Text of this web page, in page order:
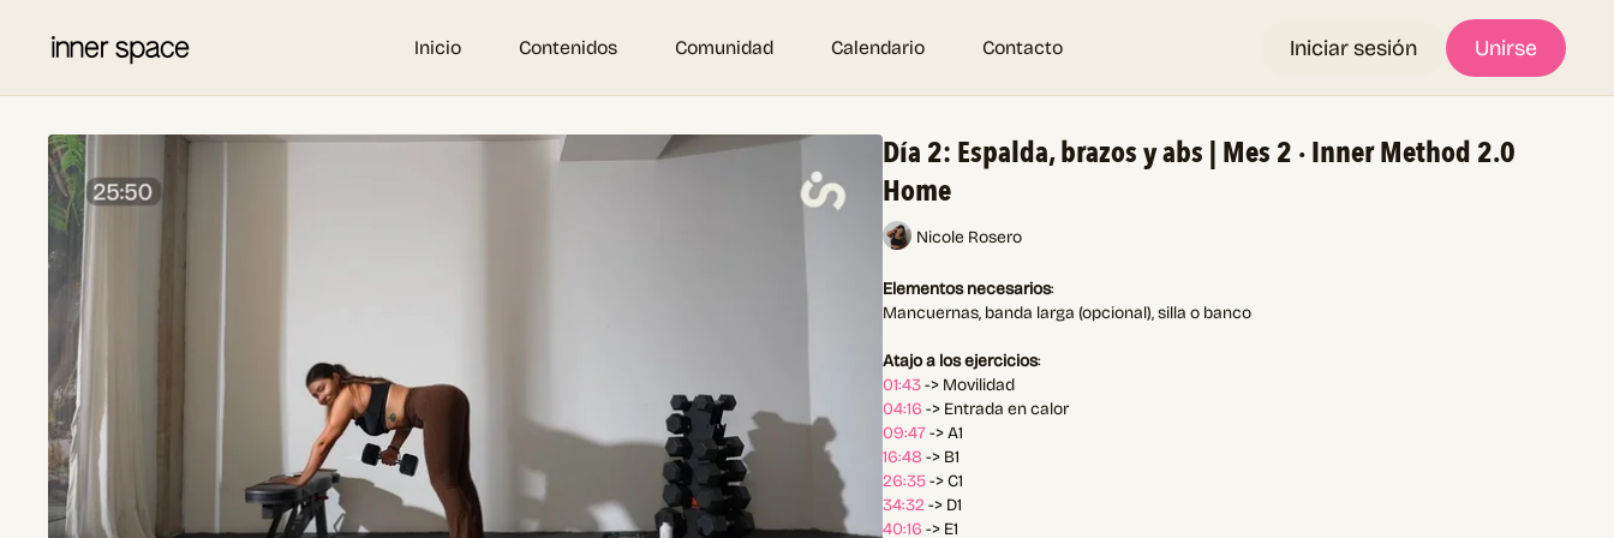
Inicio Contenidos Comunidad Calendario Contacto Iniciar sesión Unirse
Día 2: Espalda, brazos y abs | Mes 2 · Inner Method 2.0
Home
Nicole Rosero
Elementos necesarios:
Mancuernas, banda larga (opcional), silla o banco
Atajo a los ejercicios:
01:43-> Movilidad
04:16 -> Entrada en calor
09:47-> A1
16:48 -> B1
26:35-> C1
34:32-> D1
40:16 -> E1